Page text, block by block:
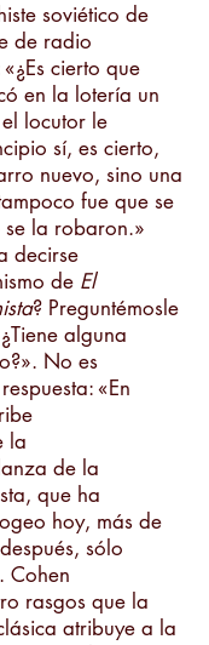
soviético de
de radio
cierto que
en la lotería un
locutor le
sí, es cierto,
nuevo, sino una
fue que se
se la robaron.»
decirse
de El
? Preguntémosle
alguna
No es
«En
la
de la
que ha
hoy, más de
sólo
Cohen
rasgos que la
atribuye a la